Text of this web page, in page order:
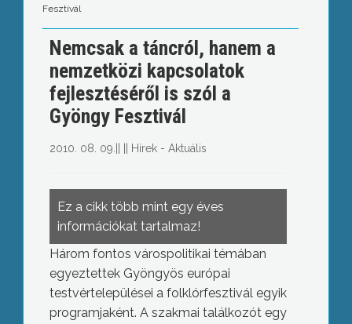
Fesztivál
Nemcsak a táncról, hanem a
nemzetközi kapcsolatok
fejlesztéséről is szól a
Gyöngy Fesztivál
2010. 08. 09. Hírek - Aktuális
Ez a cikk több mint egy éves
információkat tartalmaz!
Három fontos várospolitikai témában
egyeztettek Gyöngyös európai
testvértelepülései a folklórfesztivál egyik
programjaként. A szakmai találkozót egy